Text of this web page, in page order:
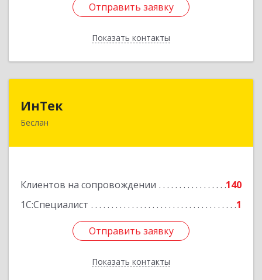
Отправить заявку
Показать контакты
Отправить заявку
Назад
ИнТек
Беслан
Клиентов на сопровождении
140
1С:Специалист
1
Отправить заявку
Показать контакты
Подробнее
Отправить заявку
Назад